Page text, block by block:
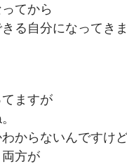
てから
る自分になってき
ますが
からないんですけ
方が